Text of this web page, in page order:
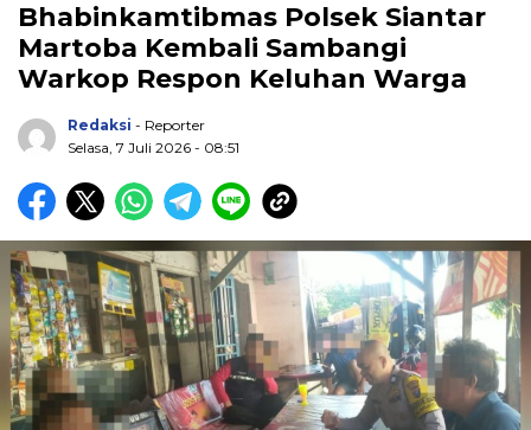
Bhabinkamtibmas Polsek Siantar
Martoba Kembali Sambangi
Warkop Respon Keluhan Warga
Redaksi - Reporter
Selasa, 7 Juli 2026 - 08:51